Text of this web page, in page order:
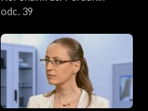
odc. 39